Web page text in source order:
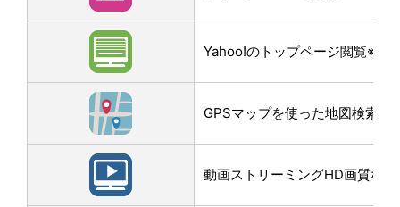
Yahoo!のトップページ閲覧
GPSマップを使った地図検索な
動画ストリーミングHD画質なら